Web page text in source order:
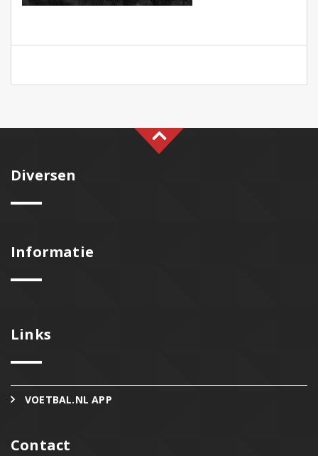
Diversen
Informatie
Links
VOETBAL.NL APP
Contact